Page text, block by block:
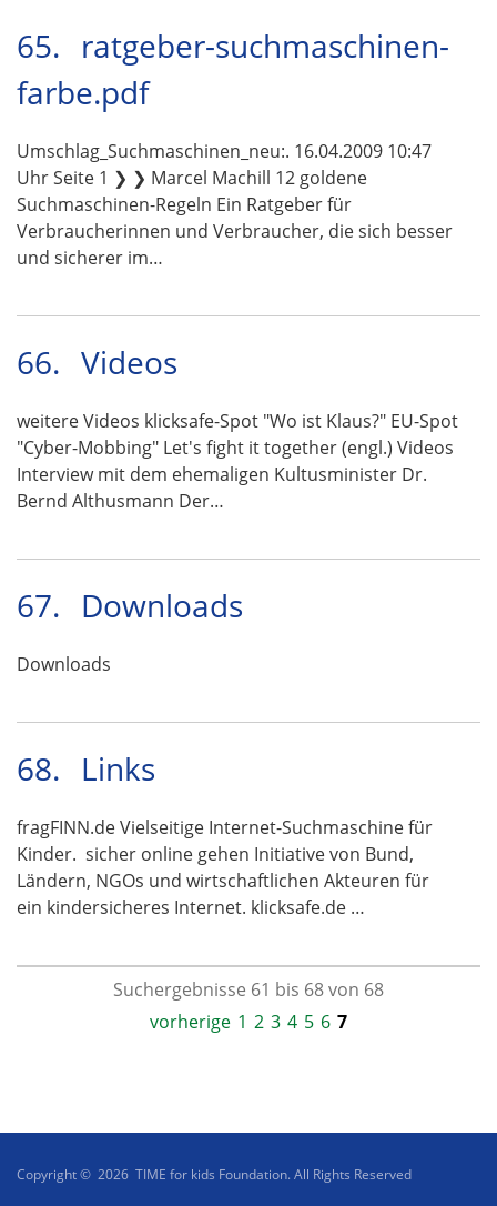
65. ratgeber-suchmaschinen-
farbe.pdf
Umschlag_Suchmaschinen_neu:. 16.04.2009 10:47
Uhr Seite 1 ❯ ❯ Marcel Machill 12 goldene
Suchmaschinen-Regeln Ein Ratgeber für
Verbraucherinnen und Verbraucher, die sich besser
und sicherer im…
66. Videos
weitere Videos klicksafe-Spot "Wo ist Klaus?" EU-Spot
"Cyber-Mobbing" Let's fight it together (engl.) Videos
Interview mit dem ehemaligen Kultusminister Dr.
Bernd Althusmann Der…
67. Downloads
Downloads
68. Links
fragFINN.de Vielseitige Internet-Suchmaschine für
Kinder. sicher online gehen Initiative von Bund,
Ländern, NGOs und wirtschaftlichen Akteuren für
ein kindersicheres Internet. klicksafe.de …
Suchergebnisse 61 bis 68 von 68
vorherige 1 2 3 4 5 6 7
Copyright © 2026 TIME for kids Foundation. All Rights Reserved